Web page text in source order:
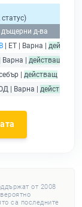
д-ва
| ЕТ | Варна | действащ
| действащ
| действащ
| Варна | действащ
от 2008
са последните